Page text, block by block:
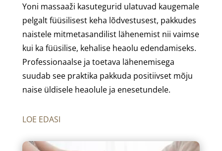
Yoni massaaži kasutegurid ulatuvad kaugemale
pelgalt füüsilisest keha lõdvestusest, pakkudes
naistele mitmetasandilist lähenemist nii vaimse
kui ka füüsilise, kehalise heaolu edendamiseks.
Professionaalse ja toetava lähenemisega
suudab see praktika pakkuda positiivset mõju
naise üldisele heaolule ja enesetundele.
LOE EDASI